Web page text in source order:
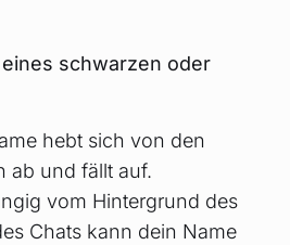
schwarzen oder
hebt sich von den
ab und fällt auf.
vom Hintergrund des
Chats kann dein Name